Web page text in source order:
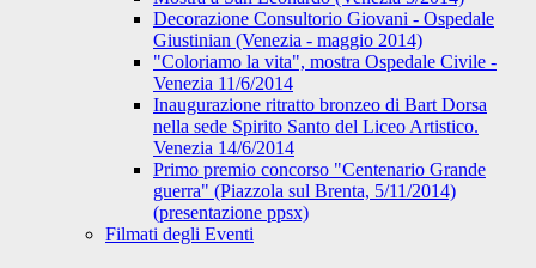
Decorazione Consultorio Giovani - Ospedale
Giustinian (Venezia - maggio 2014)
"Coloriamo la vita", mostra Ospedale Civile -
Venezia 11/6/2014
Inaugurazione ritratto bronzeo di Bart Dorsa
nella sede Spirito Santo del Liceo Artistico.
Venezia 14/6/2014
Primo premio concorso "Centenario Grande
guerra" (Piazzola sul Brenta, 5/11/2014)
(presentazione ppsx)
Filmati degli Eventi